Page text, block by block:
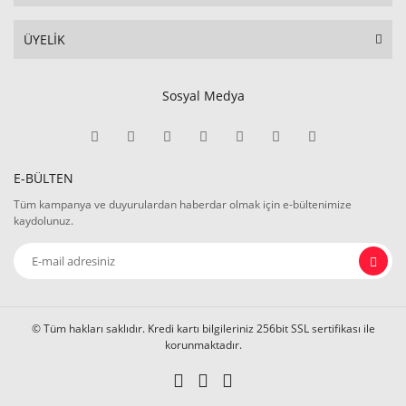
ÜYELİK
Sosyal Medya
E-BÜLTEN
Tüm kampanya ve duyurulardan haberdar olmak için e-bültenimize
kaydolunuz.
© Tüm hakları saklıdır. Kredi kartı bilgileriniz 256bit SSL sertifikası ile
korunmaktadır.